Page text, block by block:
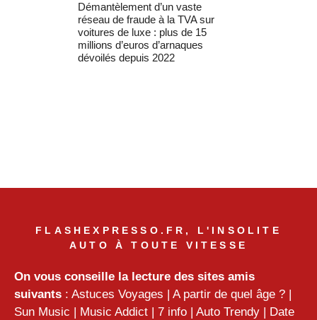
Démantèlement d’un vaste
réseau de fraude à la TVA sur
voitures de luxe : plus de 15
millions d’euros d’arnaques
dévoilés depuis 2022
FLASHEXPRESSO.FR, L'INSOLITE
AUTO À TOUTE VITESSE
On vous conseille la lecture des sites amis
suivants : Astuces Voyages | A partir de quel âge ? |
Sun Music | Music Addict | 7 info | Auto Trendy | Date